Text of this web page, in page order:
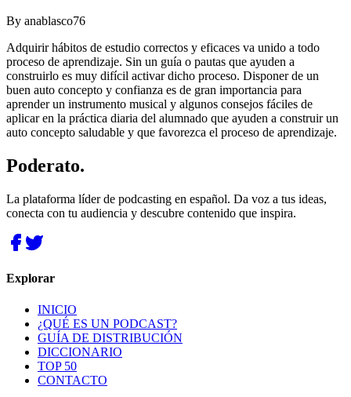
By anablasco76
Adquirir hábitos de estudio correctos y eficaces va unido a todo
proceso de aprendizaje. Sin un guía o pautas que ayuden a
construirlo es muy difícil activar dicho proceso. Disponer de un
buen auto concepto y confianza es de gran importancia para
aprender un instrumento musical y algunos consejos fáciles de
aplicar en la práctica diaria del alumnado que ayuden a construir un
auto concepto saludable y que favorezca el proceso de aprendizaje.
Poderato.
La plataforma líder de podcasting en español. Da voz a tus ideas,
conecta con tu audiencia y descubre contenido que inspira.
Explorar
INICIO
¿QUÉ ES UN PODCAST?
GUÍA DE DISTRIBUCIÓN
DICCIONARIO
TOP 50
CONTACTO